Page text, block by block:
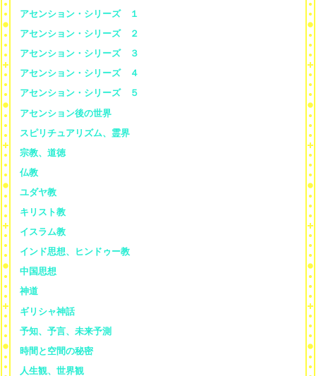
アセンション・シリーズ １
アセンション・シリーズ ２
アセンション・シリーズ ３
アセンション・シリーズ ４
アセンション・シリーズ ５
アセンション後の世界
スピリチュアリズム、霊界
宗教、道徳
仏教
ユダヤ教
キリスト教
イスラム教
インド思想、ヒンドゥー教
中国思想
神道
ギリシャ神話
予知、予言、未来予測
時間と空間の秘密
人生観、世界観